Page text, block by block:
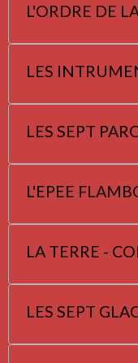
L'ORDRE DE
LES
LES SEPT
L'EPEE
LA TERRE -
LES SEPT